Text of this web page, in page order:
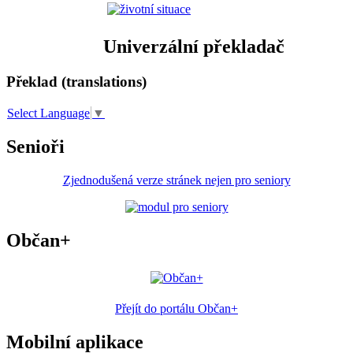
Univerzální překladač
Překlad (translations)
Select Language ▼
Senioři
Zjednodušená verze stránek nejen pro seniory
Občan+
Přejít do portálu Občan+
Mobilní aplikace